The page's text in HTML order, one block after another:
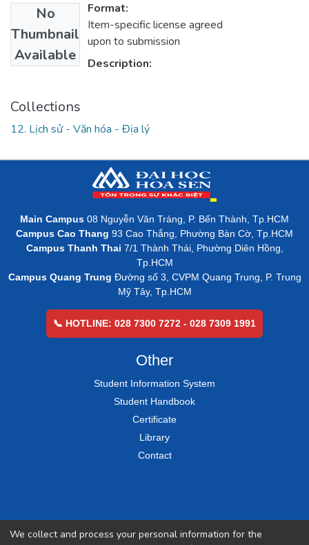
No
Thumbnail
Available
Format:
Item-specific license agreed
upon to submission
Description:
Collections
12. Lịch sử - Văn hóa - Địa lý
Main Campus 08 Nguyễn Văn Tráng, P. Bến Thành, Tp.HCM
Campus Cao Thang 93 Cao Thắng, Phường Bàn Cờ, Tp.HCM
Campus Thanh Thai 7/1 Thành Thái, Phường Diên Hồng,
Tp.HCM
Campus Quang Trung Đường số 3, CVPM Quang Trung, P. Trung
Mỹ Tây, Tp.HCM
📞 HOTLINE: 028 7300 7272 - 028 7309 1991
Other
Student Information System
Student Handbook
Certificate
Library
Contact
We collect and process your personal information for the